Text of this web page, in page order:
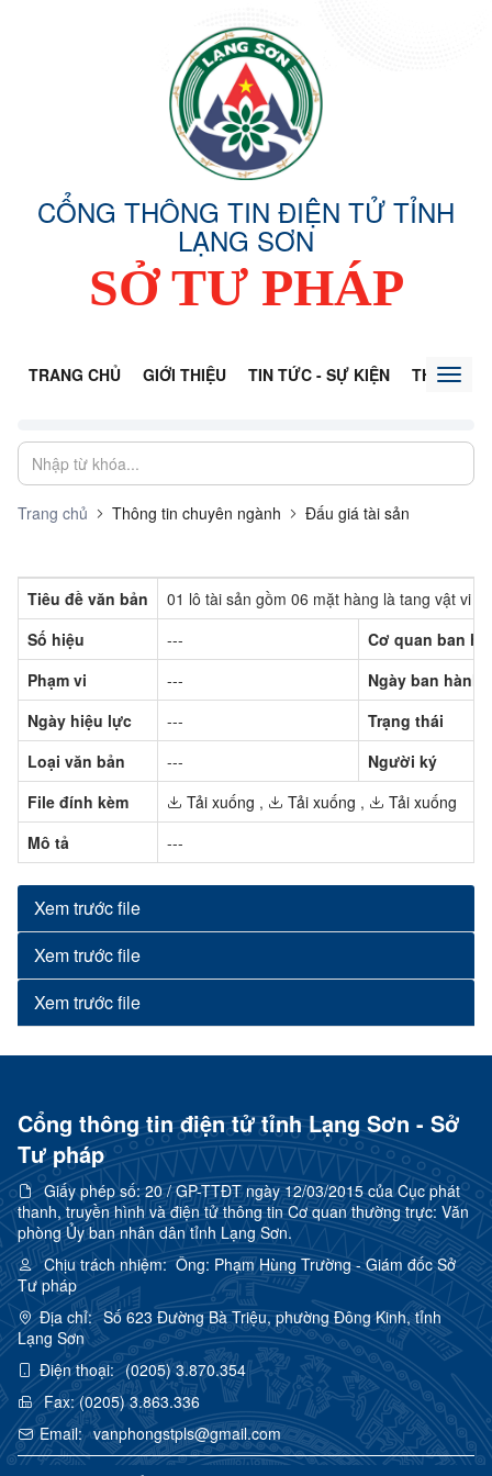
CỔNG THÔNG TIN ĐIỆN TỬ TỈNH
LẠNG SƠN
SỞ TƯ PHÁP
TRANG CHỦ GIỚI THIỆU TIN TỨC - SỰ KIỆN THÔNG
Trang chủ Thông tin chuyên ngành Đấu giá tài sản
Tiêu đề văn bản
01 lô tài sản gồm 06 mặt hàng là tang vật vi
Số hiệu
---
Cơ quan ban
Phạm vi
---
Ngày ban hành
Ngày hiệu lực
---
Trạng thái
Loại văn bản
---
Người ký
File đính kèm
Tải xuống , Tải xuống ,
Tải xuống
Mô tả
---
Xem trước file
Xem trước file
Xem trước file
Cổng thông tin điện tử tỉnh Lạng Sơn - Sở
Tư pháp
Giấy phép số:20 / GP-TTĐT ngày 12/03/2015 của Cục phát
thanh, truyền hình và điện tử thông tin Cơ quan thường trực: Văn
phòng Ủy ban nhân dân tỉnh Lạng Sơn.
Chịu trách nhiệm:Ông: Phạm Hùng Trường - Giám đốc Sở
Tư pháp
Địa chỉ: Số 623 Đường Bà Triệu, phường Đông Kinh, tỉnh
Lạng Sơn
Điện thoại: (0205) 3.870.354
Fax:(0205) 3.863.336
Email: vanphongstpls@gmail.com